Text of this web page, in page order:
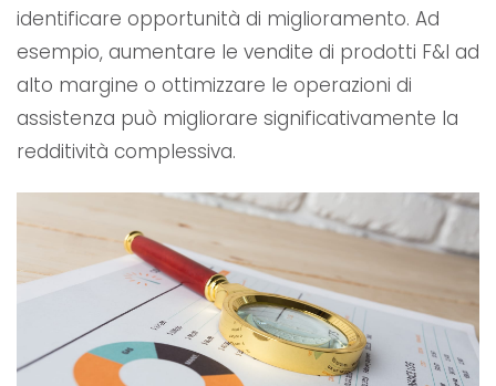
identificare opportunità di miglioramento. Ad
esempio, aumentare le vendite di prodotti F&I ad
alto margine o ottimizzare le operazioni di
assistenza può migliorare significativamente la
redditività complessiva.